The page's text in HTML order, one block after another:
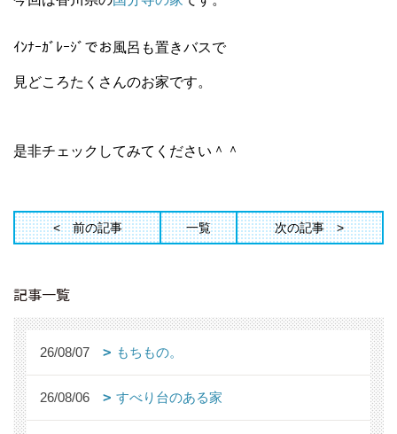
ｲﾝﾅｰｶﾞﾚｰｼﾞでお風呂も置きバスで
見どころたくさんのお家です。
是非チェックしてみてください＾＾
前の記事 一覧 次の記事
記事一覧
26/08/07 もちもの。
26/08/06 すべり台のある家